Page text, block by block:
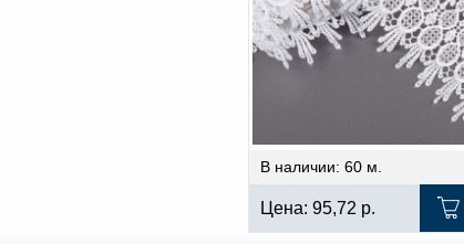
В наличии: 60 м.
Цена: 95,72 р.